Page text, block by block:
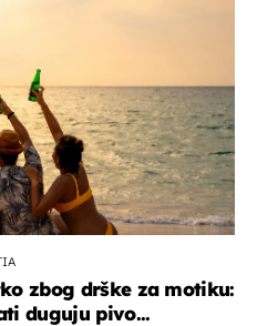
zbog drške za motiku:
duguju pivo...